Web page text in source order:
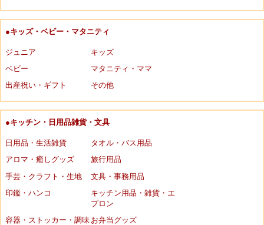
●キッズ・ベビー・マタニティ
ジュニア
キッズ
ベビー
マタニティ・ママ
出産祝い・ギフト
その他
●キッチン・日用品雑貨・文具
日用品・生活雑貨
タオル・バス用品
アロマ・癒しグッズ
旅行用品
手芸・クラフト・生地
文具・事務用品
印鑑・ハンコ
キッチン用品・雑貨・エ
プロン
容器・ストッカー・調味 お弁当グッズ